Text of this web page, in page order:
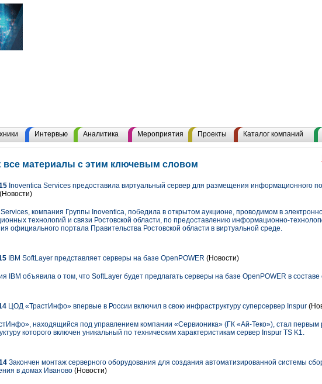
Интервью Аналитика Мероприятия Проекты Каталог компаний
все материалы с этим ключевым словом
Inoventica Services предоставила виртуальный сервер для размещения информационного
(Новости)
Services, компания Группы Inoventica, победила в открытом аукционе, проводимом в
технологий и связи Ростовской области, по предоставлению информационно-
официального портала Правительства Ростовской области в виртуальной среде.
IBM SoftLayer представляет серверы на базе OpenPOWER (Новости)
IBM объявила о том, что SoftLayer будет предлагать серверы на базе OpenPOWER в
ЦОД «ТрастИнфо» впервые в России включил в свою инфраструктуру суперсервер Inspur
находящийся под управлением компании «Сервионика» (ГК «Ай-Теко»), стал первым
которого включен уникальный по техническим характеристикам сервер Inspur TS K1.
Закончен монтаж серверного оборудования для создания автоматизированной системы
в домах Иваново (Новости)